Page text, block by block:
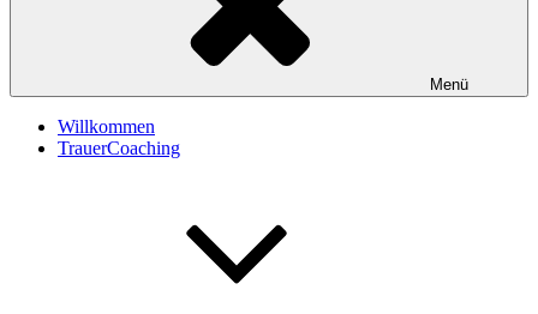
Menü
Willkommen
TrauerCoaching